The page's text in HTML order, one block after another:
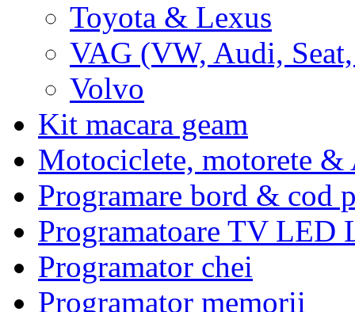
Toyota & Lexus
VAG (VW, Audi,
Volvo
Kit macara geam
Motociclete, motorete &
Programare bord & cod
Programatoare TV LED
Programator chei
Programator memorii